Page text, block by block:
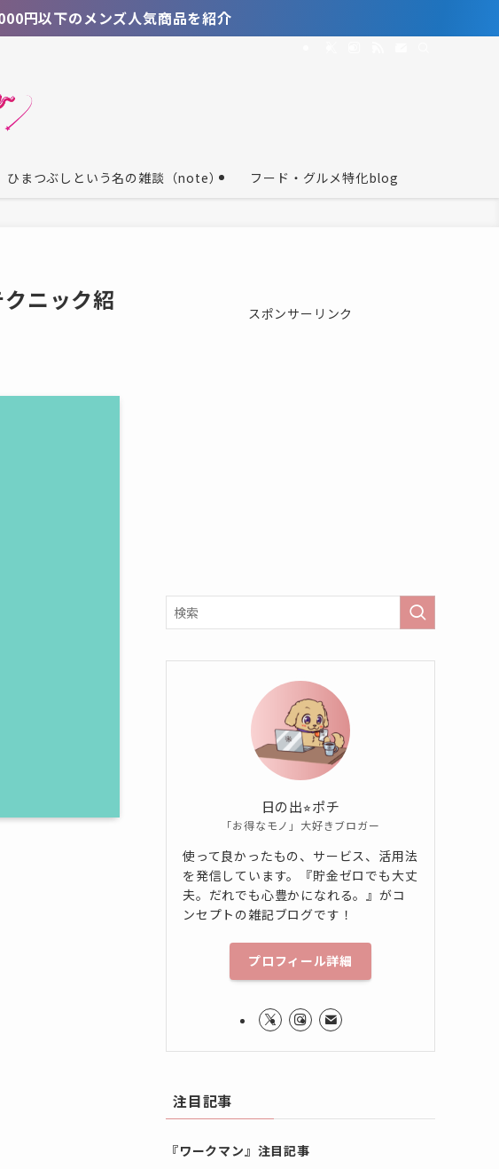
人気商品を紹介
ひまつぶしという名の雑談（note） フード・グルメ特化blog
ニック紹
スポンサーリンク
日の出⭐︎ポチ
「お得なモノ」大好きブロガー
使って良かったもの、サービス、活用法
を発信しています。『貯金ゼロでも大丈
夫。だれでも心豊かになれる。』がコ
ンセプトの雑記ブログです！
プロフィール詳細
注目記事
『ワークマン』注目記事